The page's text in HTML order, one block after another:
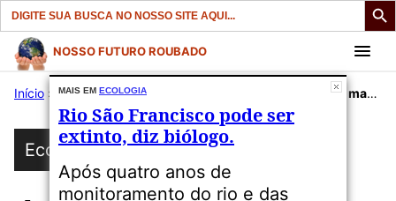
Search
for:
Pular
para
conteúdo
NOSSO FUTURO ROUBADO
Início » Publicações»Ecologia A NESA afirma que sim, mas o Sistema de Transposição de Embarcações não funciona em Belo Monte.
Ecologia
MAIS EM ECOLOGIA
Rio São Francisco pode ser
extinto, diz biólogo.
Após quatro anos de
monitoramento do rio e das